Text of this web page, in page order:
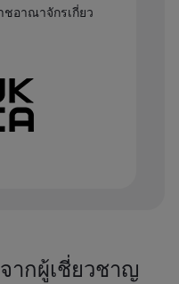
อาณาจักรเกี่ยว
ากผู้เชี่ยวชาญ